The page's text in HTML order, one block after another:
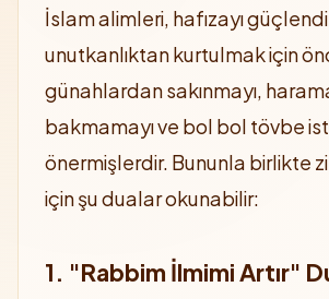
İslam alimleri, hafızayı
unutkanlıktan kurtulmak için
günahlardan sakınmayı,
bakmamayı ve bol bol tövbe
önermişlerdir. Bununla birlikte
için şu dualar okunabilir:
1. "Rabbim İlmimi Artır"